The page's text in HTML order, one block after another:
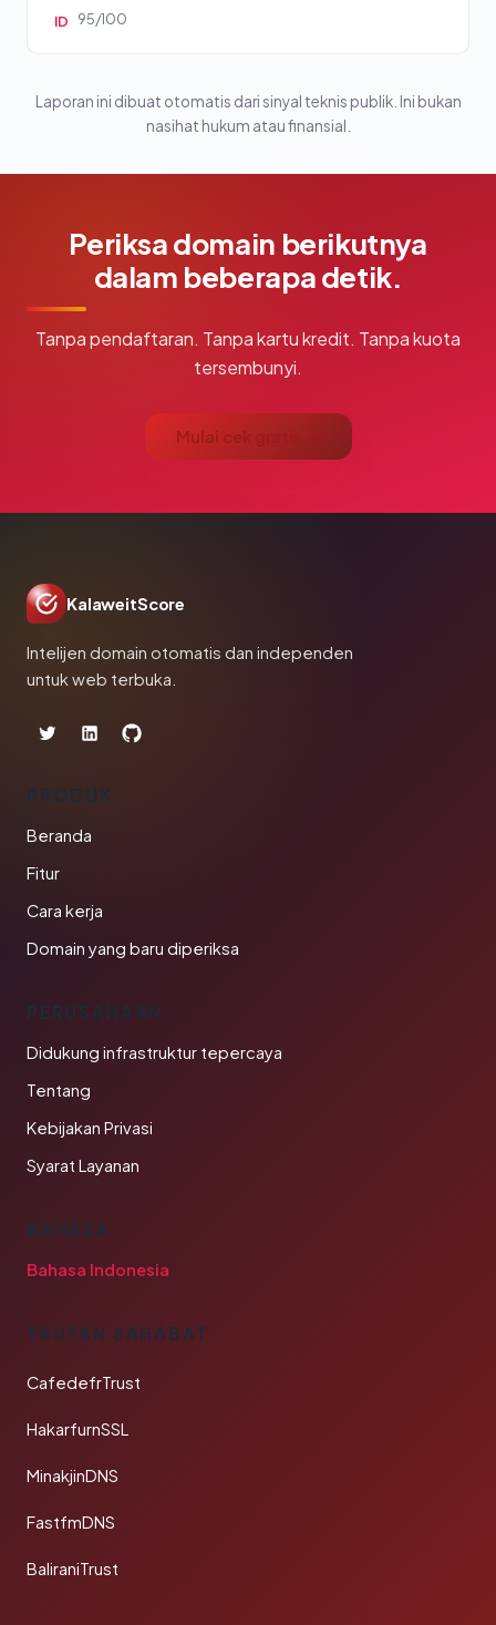
ID 95/100
Laporan ini dibuat otomatis dari sinyal teknis publik. Ini bukan
nasihat hukum atau finansial.
Periksa domain berikutnya
dalam beberapa detik.
Tanpa pendaftaran. Tanpa kartu kredit. Tanpa kuota
tersembunyi.
Mulai cek gratis →
KalaweitScore
Intelijen domain otomatis dan independen
untuk web terbuka.
PRODUK
Beranda
Fitur
Cara kerja
Domain yang baru diperiksa
PERUSAHAAN
Didukung infrastruktur tepercaya
Tentang
Kebijakan Privasi
Syarat Layanan
BAHASA
Bahasa Indonesia
TAUTAN SAHABAT
CafedefrTrust
HakarfurnSSL
MinakjinDNS
FastfmDNS
BaliraniTrust